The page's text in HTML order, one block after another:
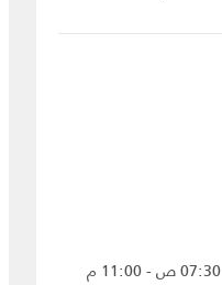
07:30 ص - 11:00 م